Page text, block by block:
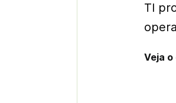
TI
Veja